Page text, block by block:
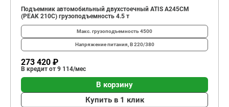
Подъемник автомобильный двухстоечный ATIS A245CM
(PEAK 210C) грузоподъемность 4.5 т
Макс. грузоподъемность4500
Напряжение питания, В220/380
273 420 ₽
В кредит от 9 114/мес
В корзину
Купить в 1 клик